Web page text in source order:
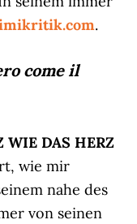
.
come il
WIE DAS HERZ
wie mir
nahe des
von seinen